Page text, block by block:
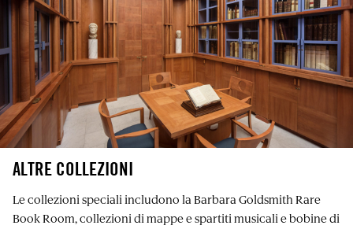
ALTRE COLLEZIONI
Le collezioni speciali includono la Barbara Goldsmith Rare
Book Room, collezioni di mappe e spartiti musicali e bobine di